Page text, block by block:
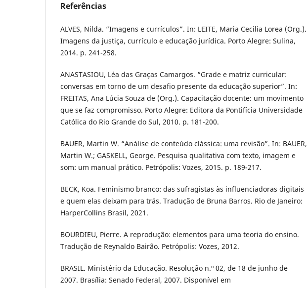
Referências
ALVES, Nilda. “Imagens e currículos”. In: LEITE, Maria Cecilia Lorea (Org.).
Imagens da justiça, currículo e educação jurídica. Porto Alegre: Sulina,
2014. p. 241-258.
ANASTASIOU, Léa das Graças Camargos. “Grade e matriz curricular:
conversas em torno de um desafio presente da educação superior”. In:
FREITAS, Ana Lúcia Souza de (Org.). Capacitação docente: um movimento
que se faz compromisso. Porto Alegre: Editora da Pontifícia Universidade
Católica do Rio Grande do Sul, 2010. p. 181-200.
BAUER, Martin W. “Análise de conteúdo clássica: uma revisão”. In: BAUER,
Martin W.; GASKELL, George. Pesquisa qualitativa com texto, imagem e
som: um manual prático. Petrópolis: Vozes, 2015. p. 189-217.
BECK, Koa. Feminismo branco: das sufragistas às influenciadoras digitais
e quem elas deixam para trás. Tradução de Bruna Barros. Rio de Janeiro:
HarperCollins Brasil, 2021.
BOURDIEU, Pierre. A reprodução: elementos para uma teoria do ensino.
Tradução de Reynaldo Bairão. Petrópolis: Vozes, 2012.
BRASIL. Ministério da Educação. Resolução n.º 02, de 18 de junho de
2007. Brasília: Senado Federal, 2007. Disponível em